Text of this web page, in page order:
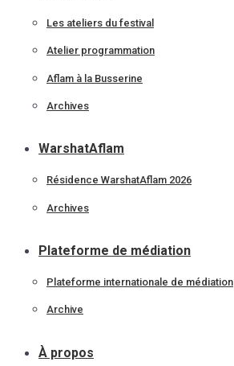
Les ateliers du festival
Atelier programmation
Aflam à la Busserine
Archives
WarshatAflam
Résidence WarshatAflam 2026
Archives
Plateforme de médiation
Plateforme internationale de médiation
Archive
À propos